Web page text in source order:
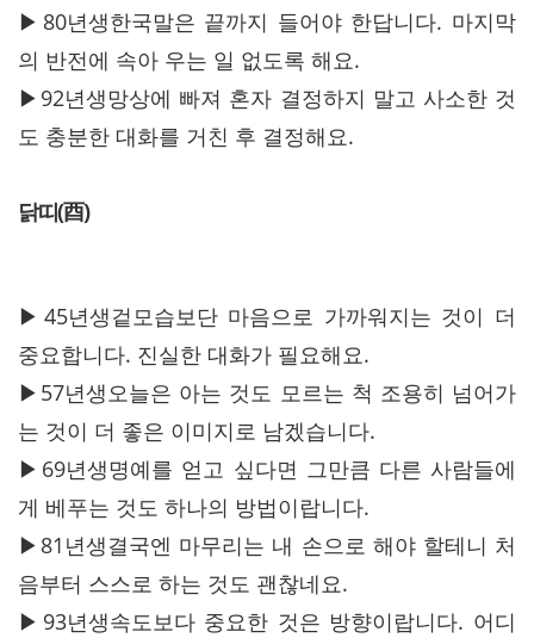
▶80년생한국말은 끝까지 들어야 한답니다. 마지막
의 반전에 속아 우는 일 없도록 해요.
▶92년생망상에 빠져 혼자 결정하지 말고 사소한 것
도 충분한 대화를 거친 후 결정해요.
닭띠(酉)
▶45년생겉모습보단 마음으로 가까워지는 것이 더
중요합니다. 진실한 대화가 필요해요.
▶57년생오늘은 아는 것도 모르는 척 조용히 넘어가
는 것이 더 좋은 이미지로 남겠습니다.
▶69년생명예를 얻고 싶다면 그만큼 다른 사람들에
게 베푸는 것도 하나의 방법이랍니다.
▶81년생결국엔 마무리는 내 손으로 해야 할테니 처
음부터 스스로 하는 것도 괜찮네요.
▶93년생속도보다 중요한 것은 방향이랍니다. 어디